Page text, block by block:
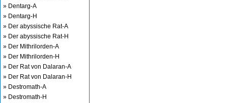
» Dentarg-A
» Dentarg-H
» Der abyssische Rat-A
» Der abyssische Rat-H
» Der Mithrilorden-A
» Der Mithrilorden-H
» Der Rat von Dalaran-A
» Der Rat von Dalaran-H
» Destromath-A
» Destromath-H